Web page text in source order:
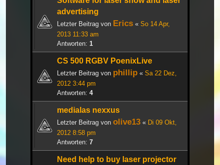
advertising
Letzter Beitrag von Erics « So 14 Apr,
2013 11:33 am
Antworten: 1
CS 500 RGBV PoenixLive
Letzter Beitrag von phillip « Sa 22 Dez,
2012 3:44 pm
Antworten: 4
medialas nexxus
Letzter Beitrag von olive13 « Di 09 Okt,
2012 8:58 pm
Antworten: 7
Need help to buy laser projector